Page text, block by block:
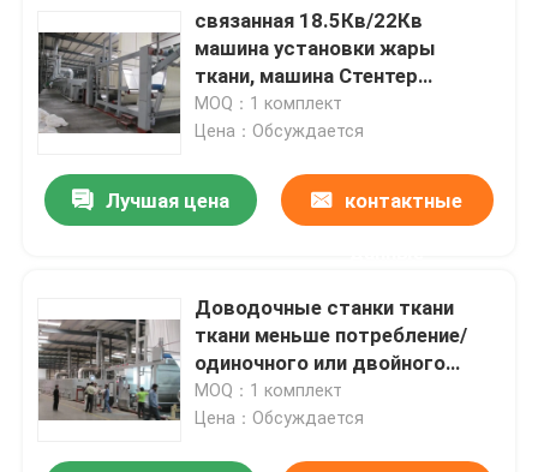
связанная 18.5Кв/22Кв
машина установки жары
ткани, машина Стентер
горячего воздуха
MOQ：1 комплект
Цена：Обсуждается
Лучшая цена контактные
Доводочные станки ткани
ткани меньше потребление/
одиночного или двойного
привода
MOQ：1 комплект
Цена：Обсуждается